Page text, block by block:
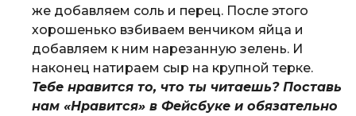
же добавляем соль и перец. После этого
хорошенько взбиваем венчиком яйца и
добавляем к ним нарезанную зелень. И
наконец натираем сыр на крупной терке.
Тебе нравится то, что ты читаешь? Поставь
нам «Нравится» в Фейсбуке и обязательно